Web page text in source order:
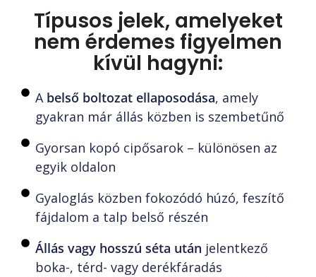
Típusos jelek, amelyeket
nem érdemes figyelmen
kívül hagyni:
A belső boltozat ellaposodása, amely
gyakran már állás közben is szembetűnő
Gyorsan kopó cipősarok – különösen az
egyik oldalon
Gyaloglás közben fokozódó húzó, feszítő
fájdalom a talp belső részén
Állás vagy hosszú séta után jelentkező
boka-, térd- vagy derékfáradás